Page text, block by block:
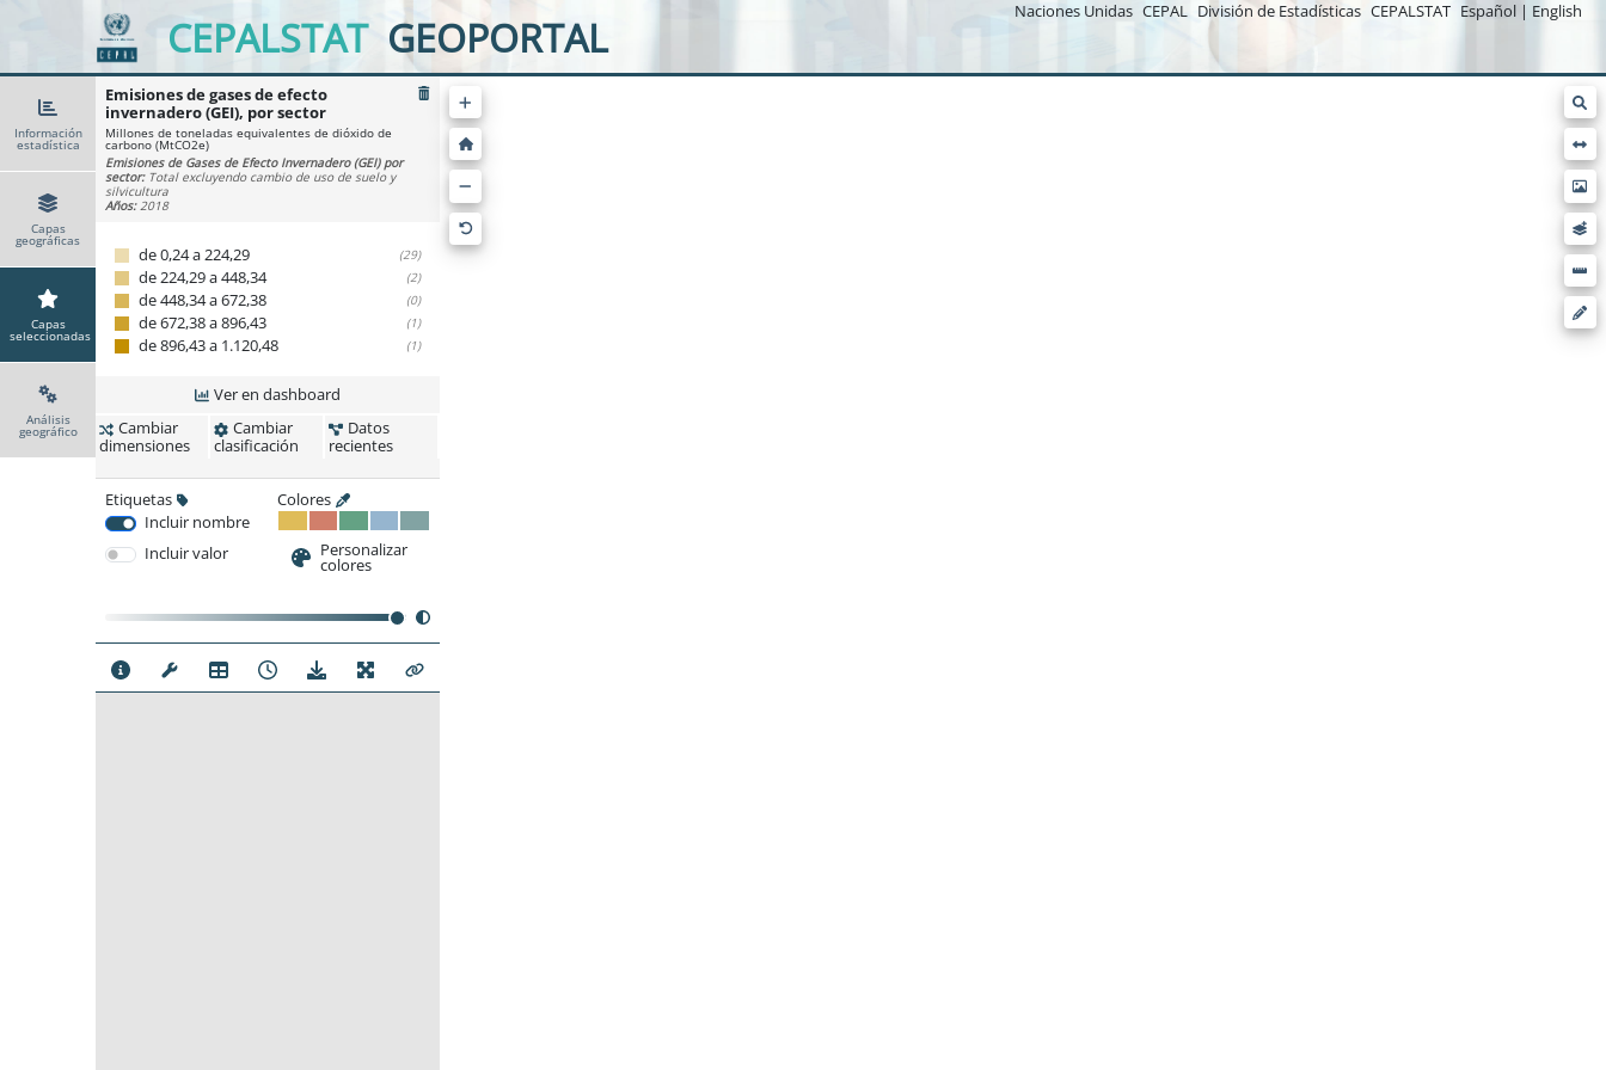
CEPALSTAT GEOPORTAL
Naciones Unidas CEPAL División de Estadísticas CEPALSTAT Español | English
Información
estadística
Capas
geográficas
Capas
seleccionadas
Análisis
geográfico
Emisiones de gases de efecto
invernadero (GEI), por sector
Millones de toneladas equivalentes de dióxido de
carbono (MtCO2e)
Emisiones de Gases de Efecto Invernadero (GEI) por
sector:Total excluyendo cambio de uso de suelo y
silvicultura
Años:2018
de 0,24 a 224,29 (29)
de 224,29 a 448,34 (2)
de 448,34 a 672,38 (0)
de 672,38 a 896,43 (1)
de 896,43 a 1.120,48 (1)
Ver en dashboard
Cambiar
dimensiones
Cambiar
clasificación
Datos
recientes
Etiquetas
Incluir nombre
Incluir valor
Colores
Personalizar
colores